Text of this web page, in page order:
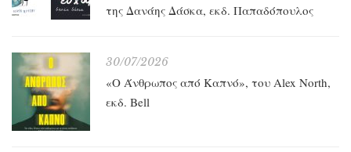
της Δανάης Δάσκα, εκδ. Παπαδόπουλος
30/07/2026
«O Άνθρωπος από Καπνό», του Alex North,
εκδ. Bell